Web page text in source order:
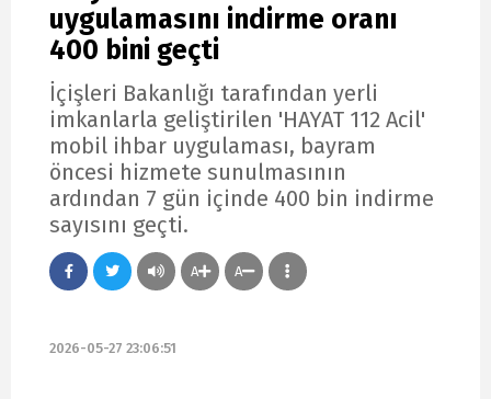
uygulamasını indirme oranı
400 bini geçti
İçişleri Bakanlığı tarafından yerli
imkanlarla geliştirilen 'HAYAT 112 Acil'
mobil ihbar uygulaması, bayram
öncesi hizmete sunulmasının
ardından 7 gün içinde 400 bin indirme
sayısını geçti.
A A
2026-05-27 23:06:51